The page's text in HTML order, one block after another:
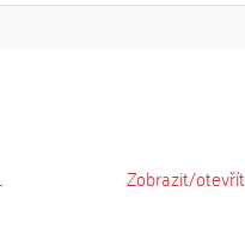
Zobrazit/otevřít